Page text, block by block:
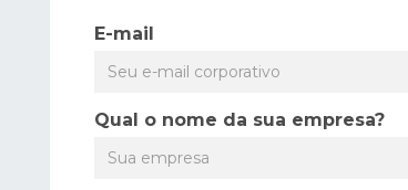
E-mail
Qual o nome da sua empresa?